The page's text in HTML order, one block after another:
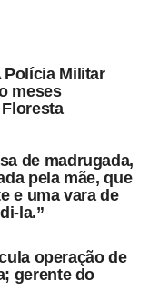
Polícia Militar
meses
de madrugada,
pela mãe, que
e uma vara de
la.”
operação de
gerente do